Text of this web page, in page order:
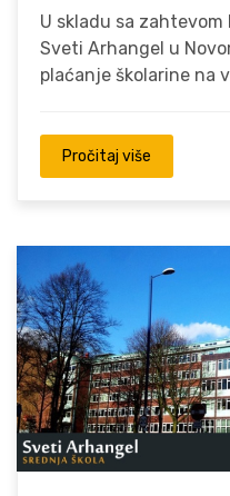
U skladu sa
Sveti Arhangel u
plaćanje školarine na
Pročitaj više